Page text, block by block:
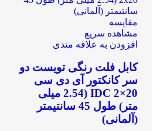
مقایسه
مشاهده سریع
افزودن به علاقه مندی
کابل فلت رنگی تویست دو
سر کانکتور آی دی سی
IDC 2×20 (2.54 میلی
متر) طول 45 سانتیمتر
(آلمانی)